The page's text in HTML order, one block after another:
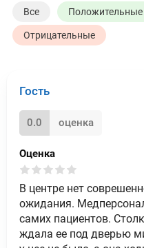
Все Положительные
Отрицательные
Гость
0.0 оценка
Оценка
В центре нет
ожидания.
самих пациентов.
ждала ее под дверью